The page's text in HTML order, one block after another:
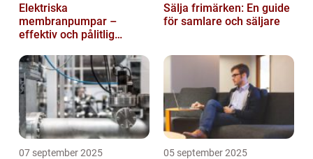
Elektriska
membranpumpar –
effektiv och pålitlig
Sälja frimärken: En guide
för samlare och säljare
07 september 2025 05 september 2025